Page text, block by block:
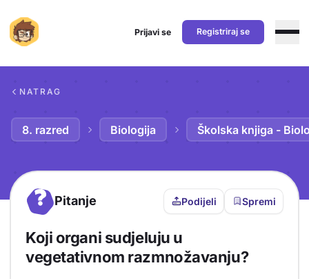
Prijavi se Registriraj se
NATRAG
8. razred Biologija Školska knjiga -
? Pitanje Podijeli Spremi
Koji organi sudjeluju u
vegetativnom razmnožavanju?